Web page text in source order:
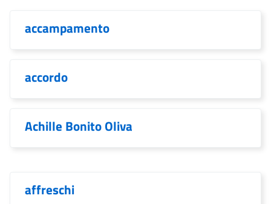
accampamento
accordo
Achille Bonito Oliva
affreschi